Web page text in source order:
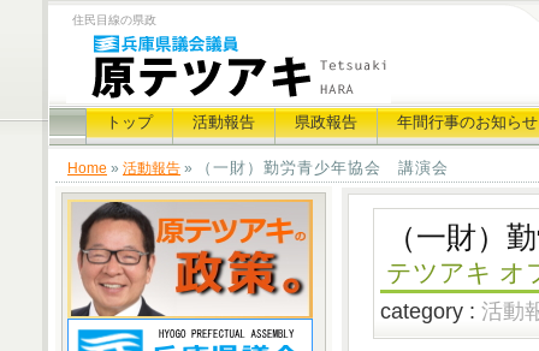
住民目線の県政
トップ 活動報告 県政報告 年間行事のお知らせ
Home » 活動報告 » （一財）勤労青少年協会 講演会
（一財）
テツアキ オ
category : 活動